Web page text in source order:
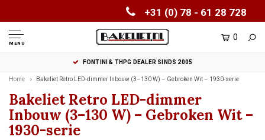
+31 (0) 78 - 61 28 728
MENU
0
FONTINI & THPG DEALER SINDS 2005
Home Bakeliet Retro LED-dimmer Inbouw (3–130 W) – Gebroken Wit – 1930-serie
Bakeliet Retro LED-dimmer
Inbouw (3–130 W) – Gebroken Wit –
1930-serie